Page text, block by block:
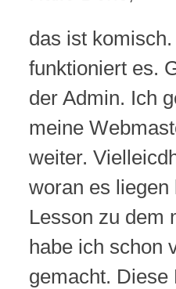
das ist
funktioniert es.
der Admin. Ich
meine
weiter.
woran es liegen
Lesson zu dem
habe ich schon
gemacht. Diese